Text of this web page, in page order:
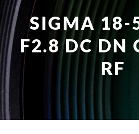
NATUUROBSERVATIE MEDIA EN
STUDIOFOTOGRAFIE OCCASIONS
SIGMA 18-
F2.8 DC DN
RF